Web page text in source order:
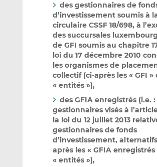
des gestionnaires de
d’investissement soumis à
circulaire CSSF 18/698, à
des succursales
de GFI soumis au chapitre
loi du 17 décembre 2010
les organismes de
collectif (ci-après les « GFI »
« entités »),
des GFIA enregistrés (i.e. :
gestionnaires visés à
la loi du 12 juillet 2013
gestionnaires de fonds
d’investissement,
après les « GFIA enregistrés
« entités »),